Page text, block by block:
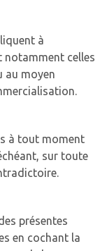
à
celles
au moyen
à tout moment
sur toute
présentes
en cochant la